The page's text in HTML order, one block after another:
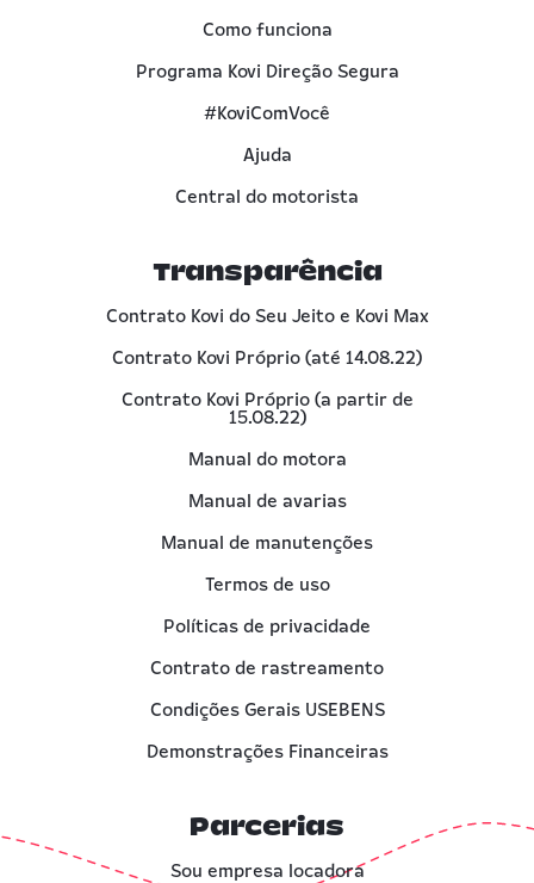
Como funciona
Programa Kovi Direção Segura
#KoviComVocê
Ajuda
Central do motorista
Transparência
Contrato Kovi do Seu Jeito e Kovi Max
Contrato Kovi Próprio (até 14.08.22)
Contrato Kovi Próprio (a partir de
15.08.22)
Manual do motora
Manual de avarias
Manual de manutenções
Termos de uso
Políticas de privacidade
Contrato de rastreamento
Condições Gerais USEBENS
Demonstrações Financeiras
Parcerias
Sou empresa locadora